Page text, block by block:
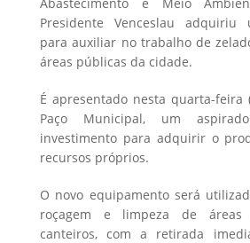
Presidente Venceslau adquiriu
para auxiliar no trabalho de
áreas públicas da cidade.
É apresentado nesta quarta-feira
Paço Municipal, um
investimento para adquirir o
recursos próprios.
O novo equipamento será
roçagem e limpeza de
canteiros, com a retirada